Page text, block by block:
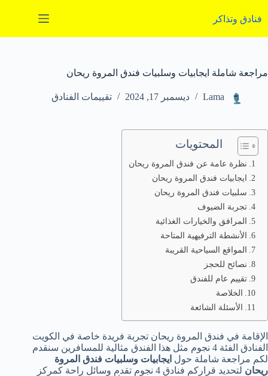
إلى
المحتوى
فنادق وتذاكر
مراجعة شاملة ايجابيات وسلبيات فندق المروة ريحان
Lama ديسمبر 17, 2024 تقييمات الفنادق
المحتويات
نظرة عامة عن فندق المروة ريحان
ايجابيات فندق المروة ريحان
سلبيات فندق المروة ريحان
تجربة الضيوف
المرافق والخيارات الغذائية
الأنشطة الترفيهية المتاحة
المواقع السياحية القريبة
نصائح للحجز
تقييم عام للفندق
الخلاصة
الأسئلة الشائعة
الإقامة في فندق المروة ريحان تجربة فريدة خاصة في الكويت
الفنادق الفئة 4 نجوم مثل هذا الفندق مثالية للمسافرين سنقدم
لكم مراجعة شاملة حول ايجابيات وسلبيات فندق المروة
ريحان
لتحديد قراركم فنادق 4 نجوم تقدم وسائل راحة كمركز